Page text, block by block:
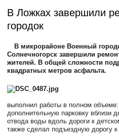
В Ложках завершили
городок
В микрорайоне Военный
Солнечногорск завершили
жителей. В общей сложности
квадратных метров асфальта.
выполнил работы в полном
дополнительную парковку
отвода воды вдоль дороги к
также сделал подъездную дорогу